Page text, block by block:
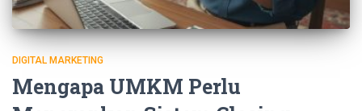
DIGITAL MARKETING
Mengapa UMKM Perlu